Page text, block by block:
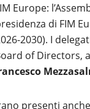
Europe:
di FIM
2030). I
of Directors,
presenti